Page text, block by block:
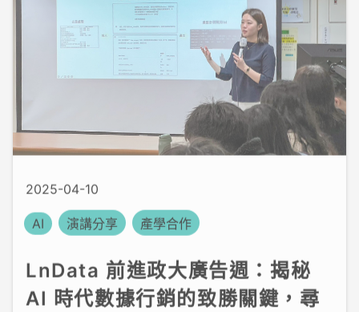
2025-04-10
LnData 前進政大廣告週：揭秘
AI 時代數據行銷的致勝關鍵，尋
找與數據共舞的未來人才
AI 可以做什麼？不能做什麼？LnData 於政大廣告週揭